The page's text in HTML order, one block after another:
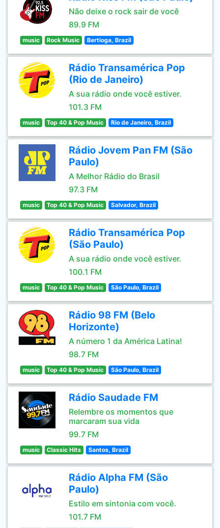
Não deixe o rock sair de você
89.9 FM
music Rock Music Bertioga, Brazil
Rádio Transamérica Pop
(Rio de Janeiro)
A sua rádio onde você estiver.
101.3 FM
music Top 40 & Pop Music Rio de Janeiro, Brazil
Rádio Jovem Pan FM (São
Paulo)
A Melhor Rádio do Brasil
97.3 FM
music Top 40 & Pop Music Salvador, Brazil
Rádio Transamérica Pop
(São Paulo)
A sua rádio onde você estiver.
100.1 FM
music Top 40 & Pop Music São Paulo, Brazil
Rádio 98 FM (Belo
Horizonte)
A número 1 da América Latina!
98.7 FM
music Top 40 & Pop Music São Paulo, Brazil
Rádio Saudade FM
Relembre os momentos que
marcaram sua vida
99.7 FM
music Classic Hits Santos, Brazil
Rádio Alpha FM (São
Paulo)
Estilo em sintonia com você.
101.7 FM